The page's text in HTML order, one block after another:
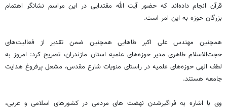
قرآن انجام داده‌اند که حضور آیت الله مقتدایی در این مراسم نشانگر اهتمام
بزرگان حوزه به این امر است.
همچنین مهندس علی اکبر طاهایی همچنین ضمن تقدیر از فعالیت‌های
حجت‌الاسلام طاهری مدیر حوزه‌های علمیه استان مازندران، تصریح کرد: امروز به
لطف الهی حوزه‌های علمیه در راستای منویات شارع مقدس، مشعل پرفروغ هدایت
جامعه هستند.
وی با اشاره به فراگیرشدن نهضت های مردمی در کشورهای اسلامی و عربی،